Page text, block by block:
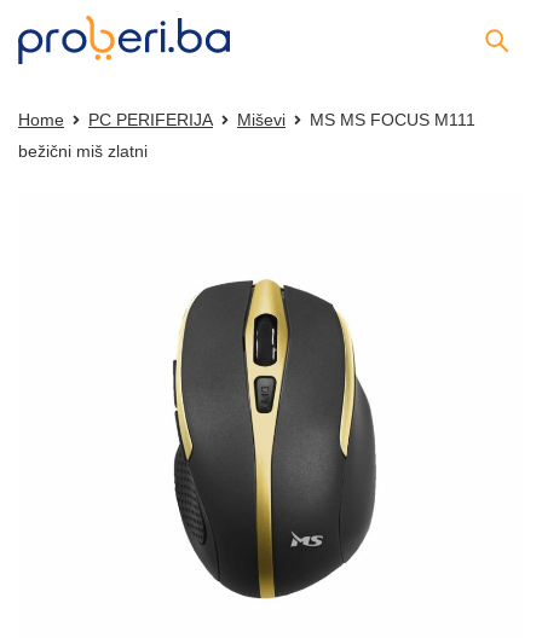
Home PC PERIFERIJA Miševi
MS MS FOCUS M111
bežični miš zlatni